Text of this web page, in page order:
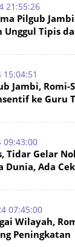
21:55:26
Pilgub
Unggul Tipis
Jambi, Romi-
ke Guru
09:43:00
Tidar Gelar
Dunia, Ada Cek
07:45:00
Wilayah,
Peningkatan